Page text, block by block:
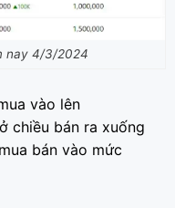
nay 4/3/2024
vào lên
chiều bán ra xuống
bán vào mức